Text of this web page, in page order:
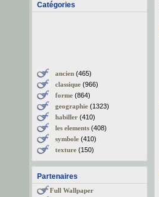
Catégories
ancien(465)
classique(966)
forme(864)
geographie(1323)
habiller(410)
les elements(408)
symbole(410)
texture(150)
Partenaires
Full Wallpaper